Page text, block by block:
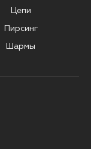
Цепи
Пирсинг
Шармы